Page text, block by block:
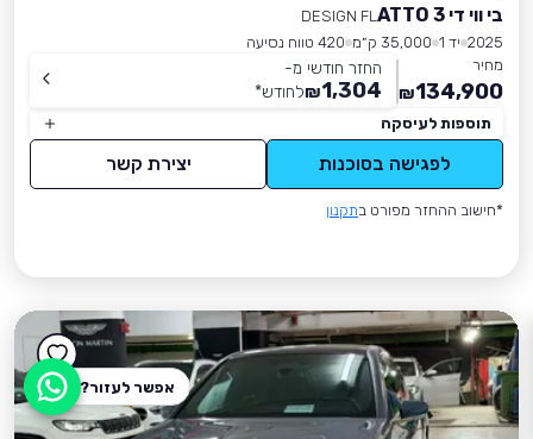
בי ווי די ATTO 3
DESIGN FL
2025 יד 1 35,000 ק״מ
420 טווח נסיעה
מחיר
134,900
₪
החזר חודשי מ-
1,304
₪לחודש*
תוספות לעיסקה
לפגישה בסוכנות יצירת קשר
*חישוב ההחזר מפורט בתקנון
אפשר לעזור?